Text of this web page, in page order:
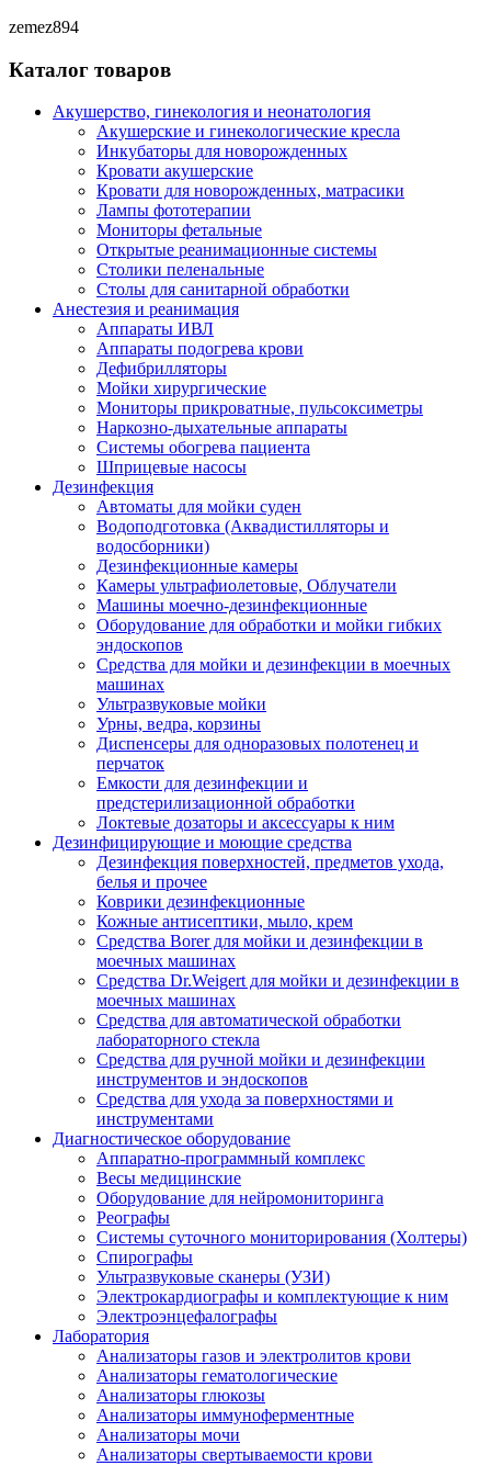
zemez894
Каталог товаров
Акушерство, гинекология и неонатология
Акушерские и гинекологические креслa
Инкубаторы для новорожденных
Кровати акушерские
Кровати для новорожденных, матрасики
Лампы фототерапии
Мониторы фетальные
Открытые реанимационные системы
Столики пеленальные
Столы для санитарной обработки
Анестезия и реанимация
Аппараты ИВЛ
Аппараты подогрева крови
Дефибрилляторы
Мойки хирургические
Мониторы прикроватные, пульсоксиметры
Наркозно-дыхательные аппараты
Системы обогрева пациента
Шприцевые насосы
Дезинфекция
Автоматы для мойки суден
Водоподготовка (Аквадистилляторы и
водосборники)
Дезинфекционные камеры
Камеры ультрафиолетовые, Облучатели
Машины моечно-дезинфекционные
Оборудование для обработки и мойки гибких
эндоскопов
Средства для мойки и дезинфекции в моечных
машинах
Ультразвуковые мойки
Урны, ведра, корзины
Диспенсеры для одноразовых полотенец и
перчаток
Емкости для дезинфекции и
предстерилизационной обработки
Локтевые дозаторы и аксессуары к ним
Дезинфицирующие и моющие средства
Дезинфекция поверхностей, предметов ухода,
белья и прочее
Коврики дезинфекционные
Кожные антисептики, мыло, крем
Средства Borer для мойки и дезинфекции в
моечных машинах
Средства Dr.Weigert для мойки и дезинфекции в
моечных машинах
Средства для автоматической обработки
лабораторного стекла
Средства для ручной мойки и дезинфекции
инструментов и эндоскопов
Средства для ухода за поверхностями и
инструментами
Диагностическое оборудование
Аппаратно-программный комплекс
Весы медицинские
Оборудование для нейромониторинга
Реографы
Системы суточного мониторирования (Холтеры)
Спирографы
Ультразвуковые сканеры (УЗИ)
Электрокардиографы и комплектующие к ним
Электроэнцефалографы
Лаборатория
Анализаторы газов и электролитов крови
Анализаторы гематологические
Анализаторы глюкозы
Анализаторы иммуноферментные
Анализаторы мочи
Анализаторы свертываемости крови